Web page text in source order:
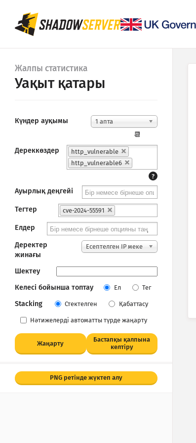
Жалпы статистика
Уақыт қатары
Күндер ауқымы 1 апта
📆
Дереккөздер
http_vulnerable
http_vulnerable6
?
Ауырлық деңгейі
Тегтер cve-2024-55591
Елдер
Деректер
жинағы
Есептелген IP меке
Шектеу
Келесі бойынша топтау
Ел Тег
Stacking Стектелген Қабаттасу
Нәтижелерді автоматты түрде жаңарту
Жаңарту
Бастапқы қалпына
келтіру
PNG ретінде жүктеп алу